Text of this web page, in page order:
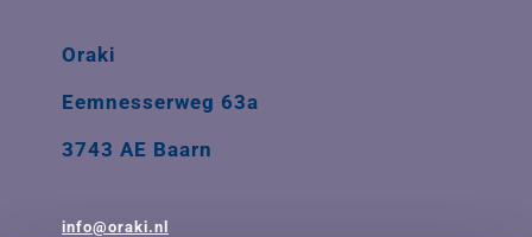
Oraki
Eemnesserweg 63a
3743 AE Baarn
info@oraki.nl